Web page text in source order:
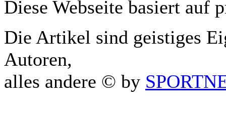
Diese Webseite basiert auf
Die Artikel sind geistiges
Autoren,
alles andere © by